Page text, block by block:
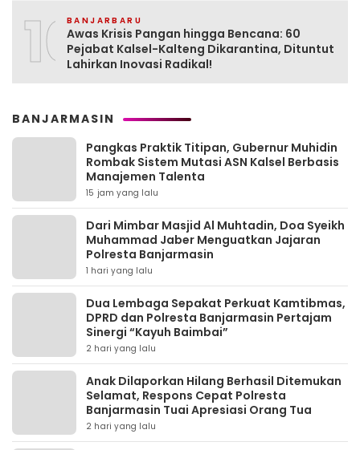
10BANJARBARU
Awas Krisis Pangan hingga Bencana: 60
Pejabat Kalsel-Kalteng Dikarantina, Dituntut
Lahirkan Inovasi Radikal!
BANJARMASIN
Pangkas Praktik Titipan, Gubernur Muhidin
Rombak Sistem Mutasi ASN Kalsel Berbasis
Manajemen Talenta
15 jam yang lalu
Dari Mimbar Masjid Al Muhtadin, Doa Syeikh
Muhammad Jaber Menguatkan Jajaran
Polresta Banjarmasin
1 hari yang lalu
Dua Lembaga Sepakat Perkuat Kamtibmas,
DPRD dan Polresta Banjarmasin Pertajam
Sinergi “Kayuh Baimbai”
2 hari yang lalu
Anak Dilaporkan Hilang Berhasil Ditemukan
Selamat, Respons Cepat Polresta
Banjarmasin Tuai Apresiasi Orang Tua
2 hari yang lalu